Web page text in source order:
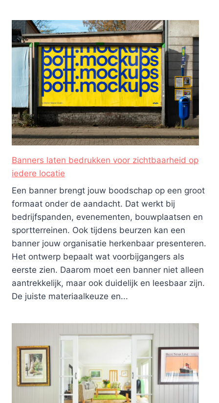
Banners laten bedrukken voor zichtbaarheid op
iedere locatie
Een banner brengt jouw boodschap op een groot
formaat onder de aandacht. Dat werkt bij
bedrijfspanden, evenementen, bouwplaatsen en
sportterreinen. Ook tijdens beurzen kan een
banner jouw organisatie herkenbaar presenteren.
Het ontwerp bepaalt wat voorbijgangers als
eerste zien. Daarom moet een banner niet alleen
aantrekkelijk, maar ook duidelijk en leesbaar zijn.
De juiste materiaalkeuze en...